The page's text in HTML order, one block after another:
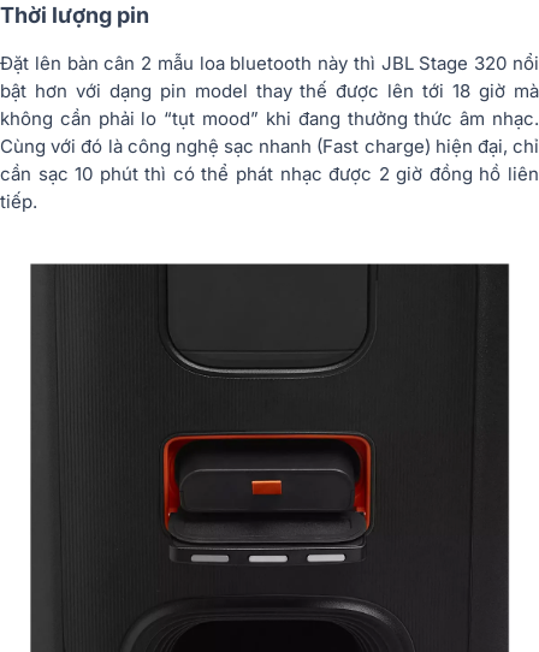
Thời lượng pin
Đặt lên bàn cân 2 mẫu loa bluetooth này thì JBL Stage 320 nổi
bật hơn với dạng pin model thay thế được lên tới 18 giờ mà
không cần phải lo “tụt mood” khi đang thưởng thức âm nhạc.
Cùng với đó là công nghệ sạc nhanh (Fast charge) hiện đại, chỉ
cần sạc 10 phút thì có thể phát nhạc được 2 giờ đồng hồ liên
tiếp.